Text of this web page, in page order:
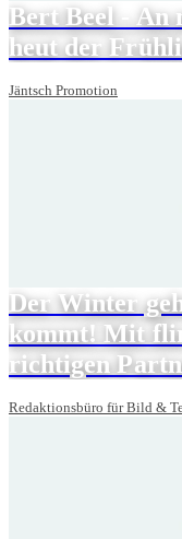
Bert Beel - An
heut der
Jäntsch Promotion
Der Winter
kommt! Mit
richtigen
Redaktionsbüro für Bild &